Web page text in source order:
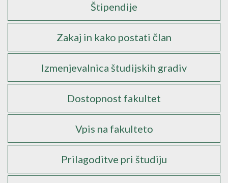
Štipendije
Zakaj in kako postati član
Izmenjevalnica študijskih gradiv
Dostopnost fakultet
Vpis na fakulteto
Prilagoditve pri študiju